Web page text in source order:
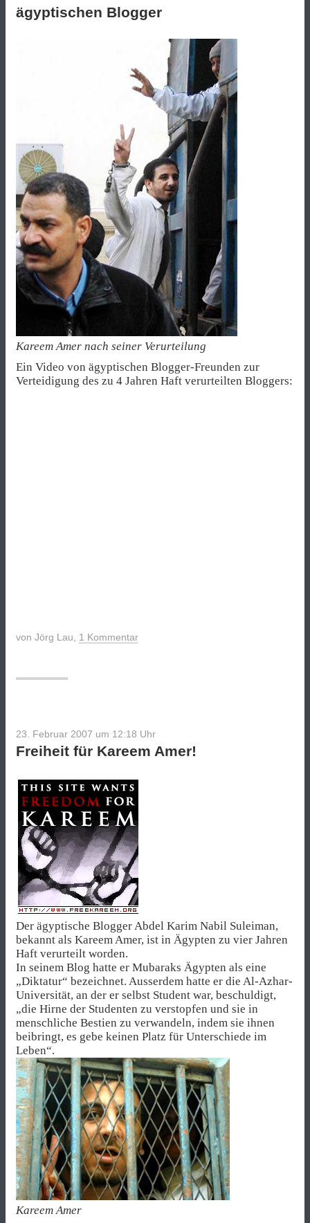
ägyptischen Blogger
Kareem Amer nach seiner Verurteilung
Ein Video von ägyptischen Blogger-Freunden zur
Verteidigung des zu 4 Jahren Haft verurteilten Bloggers:
von Jörg Lau 1 Kommentar
23. Februar 2007 um 12:18 Uhr
Freiheit für Kareem Amer!
Der ägyptische Blogger Abdel Karim Nabil Suleiman,
bekannt als Kareem Amer, ist in Ägypten zu vier Jahren
Haft verurteilt worden.
In seinem Blog hatte er Mubaraks Ägypten als eine
„Diktatur“ bezeichnet. Ausserdem hatte er die Al-Azhar-
Universität, an der er selbst Student war, beschuldigt,
„die Hirne der Studenten zu verstopfen und sie in
menschliche Bestien zu verwandeln, indem sie ihnen
beibringt, es gebe keinen Platz für Unterschiede im
Leben“.
Kareem Amer